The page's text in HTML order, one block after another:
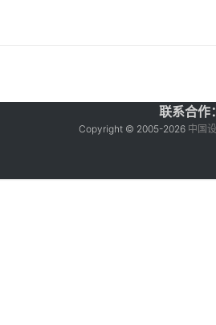
联系合作
Copyright © 2005-2026 中国